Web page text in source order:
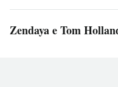
Zendaya e Tom